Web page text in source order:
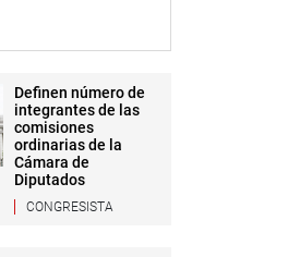
Definen número de
integrantes de las
comisiones
ordinarias de la
Cámara de
Diputados
CONGRESISTA